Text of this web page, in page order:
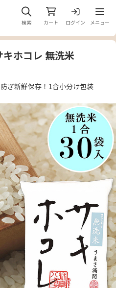
検索 カート ログイン
メニ
メニュー
ホコレ 無洗米
ぎ新鮮保存！1合小分け包装